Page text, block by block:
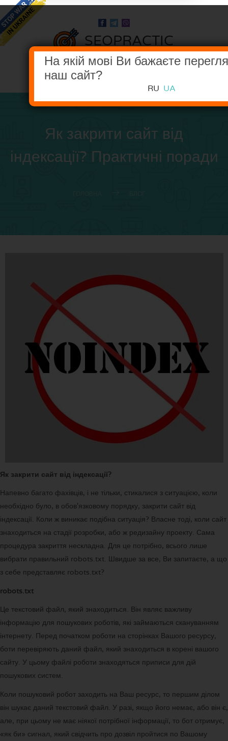
SEOPRACTIC
Як закрити сайт від
індексації? Практичні поради
Як закрити сайт від індексації?
Напевно багато фахівців, і не тільки, стикалися з ситуацією, коли
необхідно було, в обов'язковому порядку, закрити сайт від
індексації. Коли ж виникає подібна ситуація? Власне тоді, коли сайт
знаходиться на стадії розробки, або ж редизайну проекту. Сама
процедура закриття нескладна. Для це потрібно, всього лише
вибрати правильний robots.txt. Швидше за все, Ви запитаєте, а що
з себе представляє robots.txt?
robots.txt
Це текстовий файл, який знаходиться. Він являє важливу
інформацію для пошукових роботів, які займаються скануванням
інтернету. Перед початком роботи на сторінках Вашого ресурсу,
боти перевіряють даний файл, який знаходиться в корені вашого
сайту. У цьому файлі роботи знаходяться приписи для дій
пошукових систем.
Коли пошуковий робот заходить на Ваш ресурс, то першим ділом
він шукає даний текстовий файл. У разі, якщо його немає, або він є,
але, при цьому не має ніякої потрібної інформації, то бот отримує,
«як би» сигнал, який свідчить про дозвіл пройтися по Вашому
На якій мові Ви бажаєте
наш сайт?
RU UA